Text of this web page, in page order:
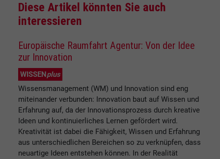
Diese Artikel könnten Sie auch
interessieren
Europäische Raumfahrt Agentur: Von der Idee
zur Innovation
WISSEN plus
Wissensmanagement (WM) und Innovation sind eng
miteinander verbunden: Innovation baut auf Wissen und
Erfahrung auf, da der Innovationsprozess durch kreative
Ideen und kontinuierliches Lernen gefördert wird.
Kreativität ist dabei die Fähigkeit, Wissen und Erfahrung
aus unterschiedlichen Bereichen so zu verknüpfen, dass
neuartige Ideen entstehen können. In der Realität